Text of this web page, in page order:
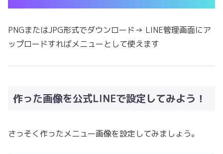
PNGまたはJPG形式でダウンロード→ LINE管理画面にア
ップロードすればメニューとして使えます
作った画像を公式LINEで設定してみよう！
さっそく作ったメニュー画像を設定してみましょう。